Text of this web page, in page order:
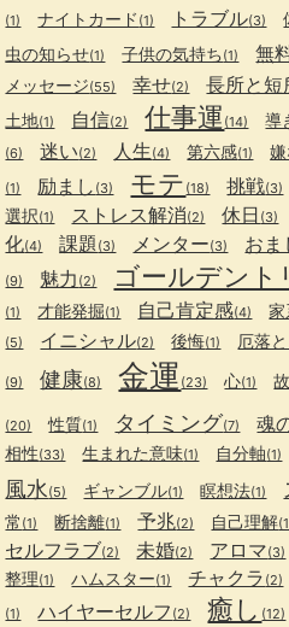
(1) ナイトカード (1) トラブル(3)
虫の知らせ(1) 子供の気持ち(1) 無
メッセージ(55) 幸せ(2) 長所と短
土地(1) 自信(2) 仕事運 (14) 導
(6) 迷い(2) 人生(4) 第六感(1)
(1) 励まし (3) モテ (18) 挑戦(3)
選択(1) ストレス解消(2) 休日 (3)
化(4) 課題 (3) メンター(3) おま
(9) 魅力 (2) ゴールデント
(1) 才能発掘(1) 自己肯定感(4) 家
(5) イニシャル(2) 後悔(1) 厄落
(9) 健康(8) 金運 (23) 心(1)
(20) 性質(1) タイミング(7) 魂
相性(33) 生まれた意味(1) 自分軸(1)
風水(5) ギャンブル(1) 瞑想法(1)
常 (1) 断捨離(1) 予兆(2) 自己理解
セルフラブ(2) 未婚(2) アロマ(3)
整理(1) ハムスター(1) チャクラ (2)
(1) ハイヤーセルフ (2) 癒し (12)